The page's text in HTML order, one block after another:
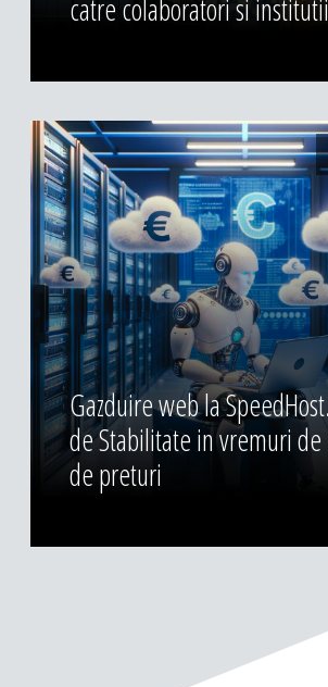
catre colaboratori si institutii
Gazduire web la
de Stabilitate in vremuri
de preturi